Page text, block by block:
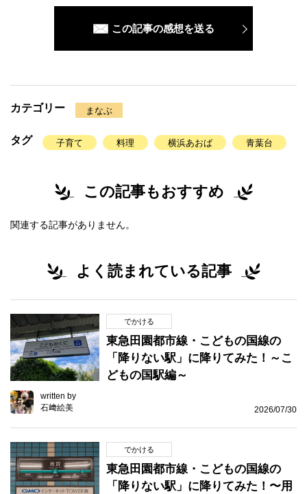
この記事の感想を送る
カテゴリー まなぶ
タグ 子育て 料理 横浜あおば 青葉台
この記事もおすすめ
関連する記事がありません。
よく読まれている記事
でかける
東急田園都市線・こどもの国線の
「降りない駅」に降りてみた！～こ
どもの国駅編～
written by
石﨑絵美
2026/07/30
でかける
東急田園都市線・こどもの国線の
「降りない駅」に降りてみた！〜用